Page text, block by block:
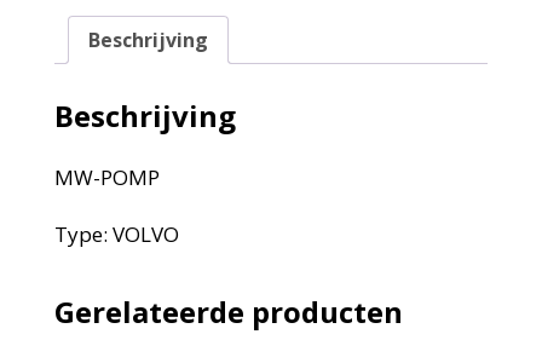
Beschrijving
Beschrijving
MW-POMP
Type: VOLVO
Gerelateerde producten